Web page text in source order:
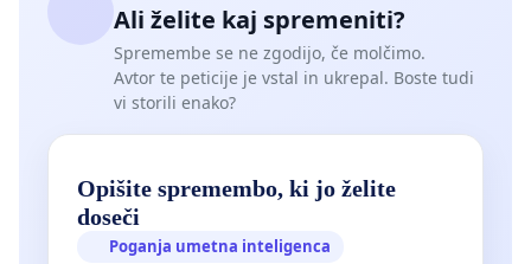
Ali želite kaj spremeniti?
Spremembe se ne zgodijo, če molčimo.
Avtor te peticije je vstal in ukrepal. Boste tudi
vi storili enako?
Opišite spremembo, ki jo želite
doseči
Poganja umetna inteligenca